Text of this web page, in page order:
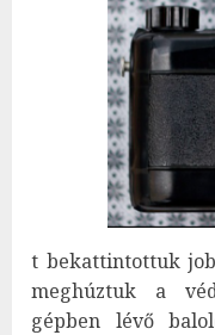
t bekattintottuk
meghúztuk a
gépben lévő